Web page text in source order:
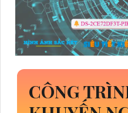
CÔNG